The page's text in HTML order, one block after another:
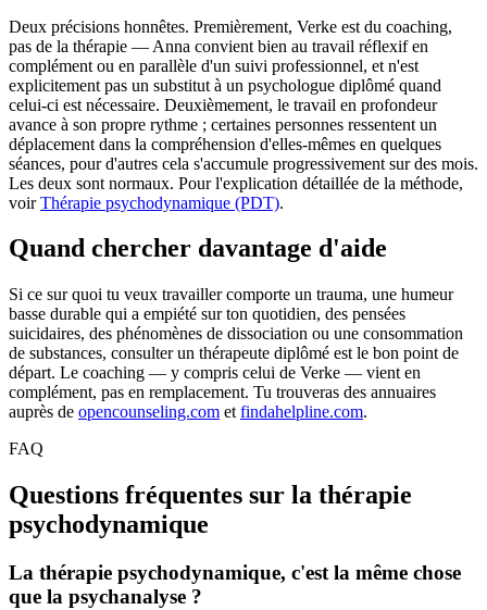
Deux précisions honnêtes. Premièrement, Verke est du coaching,
pas de la thérapie — Anna convient bien au travail réflexif en
complément ou en parallèle d'un suivi professionnel, et n'est
explicitement pas un substitut à un psychologue diplômé quand
celui-ci est nécessaire. Deuxièmement, le travail en profondeur
avance à son propre rythme ; certaines personnes ressentent un
déplacement dans la compréhension d'elles-mêmes en quelques
séances, pour d'autres cela s'accumule progressivement sur des mois.
Les deux sont normaux. Pour l'explication détaillée de la méthode,
voirThérapie psychodynamique (PDT).
Quand chercher davantage d'aide
Si ce sur quoi tu veux travailler comporte un trauma, une humeur
basse durable qui a empiété sur ton quotidien, des pensées
suicidaires, des phénomènes de dissociation ou une consommation
de substances, consulter un thérapeute diplômé est le bon point de
départ. Le coaching — y compris celui de Verke — vient en
complément, pas en remplacement. Tu trouveras des annuaires
auprès de opencounseling.com et findahelpline.com.
FAQ
Questions fréquentes sur la thérapie
psychodynamique
La thérapie psychodynamique, c'est la même chose
que la psychanalyse ?